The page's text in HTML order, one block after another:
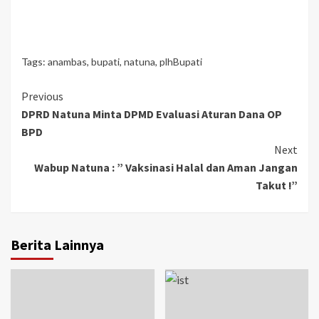
Tags: anambas, bupati, natuna, plhBupati
Continue
Reading
Previous
DPRD Natuna Minta DPMD Evaluasi Aturan Dana OP
BPD
Next
Wabup Natuna : ” Vaksinasi Halal dan Aman Jangan
Takut !”
Berita Lainnya